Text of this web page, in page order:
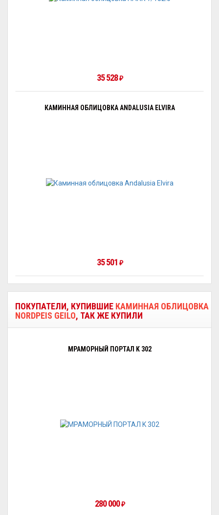
35 528₽
КАМИННАЯ ОБЛИЦОВКА ANDALUSIA ELVIRA
35 501 ₽
ПОКУПАТЕЛИ, КУПИВШИЕ КАМИННАЯ ОБЛИЦОВКА
NORDPEIS GEILO, ТАК ЖЕ КУПИЛИ
МРАМОРНЫЙ ПОРТАЛ K 302
280 000₽